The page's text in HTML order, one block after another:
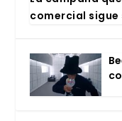
comer­cial